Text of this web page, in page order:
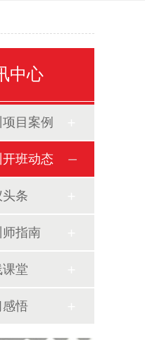
中心
目案例
班动态
条
指南
堂
感悟